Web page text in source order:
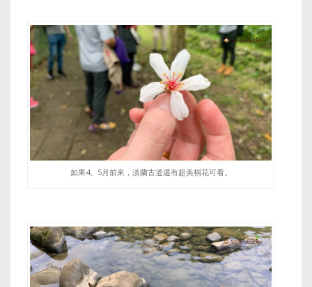
如果4、5月前來，淡蘭古道還有超美桐花可看。